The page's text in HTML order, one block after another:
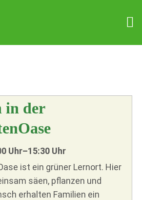
in der
Uhr–15:30 Uhr
ist ein grüner Lernort. Hier
säen, pflanzen und
erhalten Familien ein